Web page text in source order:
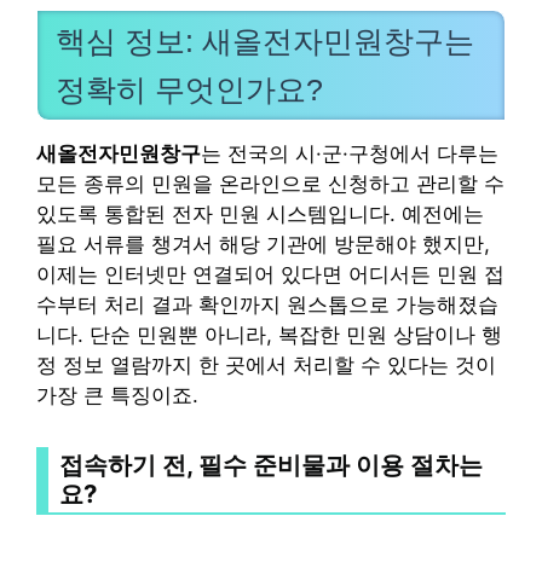
핵심 정보: 새올전자민원창구는
정확히 무엇인가요?
새올전자민원창구는 전국의 시·군·구청에서 다루는
모든 종류의 민원을 온라인으로 신청하고 관리할 수
있도록 통합된 전자 민원 시스템입니다. 예전에는
필요 서류를 챙겨서 해당 기관에 방문해야 했지만,
이제는 인터넷만 연결되어 있다면 어디서든 민원 접
수부터 처리 결과 확인까지 원스톱으로 가능해졌습
니다. 단순 민원뿐 아니라, 복잡한 민원 상담이나 행
정 정보 열람까지 한 곳에서 처리할 수 있다는 것이
가장 큰 특징이죠.
접속하기 전, 필수 준비물과 이용 절차는
요?